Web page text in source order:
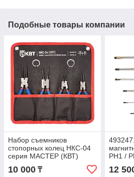
Подобные товары компании
Набор съемников
стопорных колец НКС-04
серия МАСТЕР (КВТ)
10 000 ₸
PH1 /
SL5.5
12